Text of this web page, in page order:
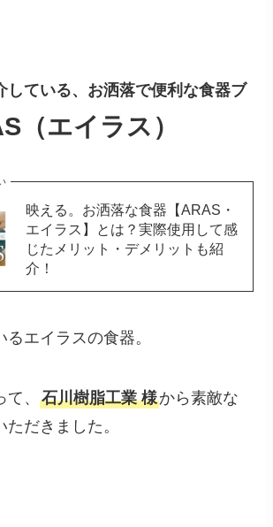
している、お洒落で便利な食器ブ
（エイラス）
映える。お洒落な食器【ARAS・
エイラス】とは？実際使用して感
じたメリット・デメリットも紹
介！
エイラスの食器。
て、石川樹脂工業 様から素敵な
だきました。